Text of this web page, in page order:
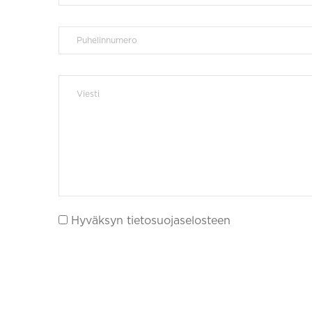
Hyväksyn tietosuojaselosteen